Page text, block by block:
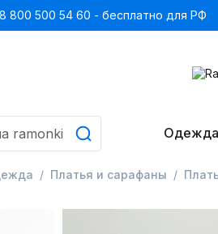
8 800 500 54 60 - бесплатно для РФ
Одежда
Платья и сарафаны